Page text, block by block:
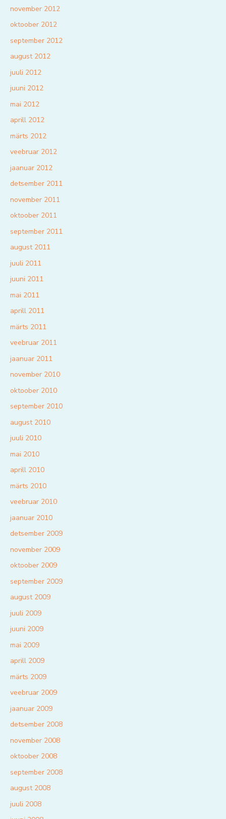
november 2012
oktoober 2012
september 2012
august 2012
juuli 2012
juuni 2012
mai 2012
aprill 2012
märts 2012
veebruar 2012
jaanuar 2012
detsember 2011
november 2011
oktoober 2011
september 2011
august 2011
juuli 2011
juuni 2011
mai 2011
aprill 2011
märts 2011
veebruar 2011
jaanuar 2011
november 2010
oktoober 2010
september 2010
august 2010
juuli 2010
mai 2010
aprill 2010
märts 2010
veebruar 2010
jaanuar 2010
detsember 2009
november 2009
oktoober 2009
september 2009
august 2009
juuli 2009
juuni 2009
mai 2009
aprill 2009
märts 2009
veebruar 2009
jaanuar 2009
detsember 2008
november 2008
oktoober 2008
september 2008
august 2008
juuli 2008